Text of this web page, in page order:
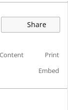
Share
Print
Embed